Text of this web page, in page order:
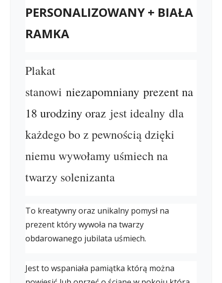
PERSONALIZOWANY + BIAŁA
RAMKA
Plakat
stanowi niezapomniany prezent na
18 urodziny oraz jest idealny dla
każdego bo z pewnością dzięki
niemu wywołamy uśmiech na
twarzy solenizanta
To kreatywny oraz unikalny pomysł na
prezent który wywoła na twarzy
obdarowanego jubilata uśmiech.
Jest to wspaniała pamiątka którą można